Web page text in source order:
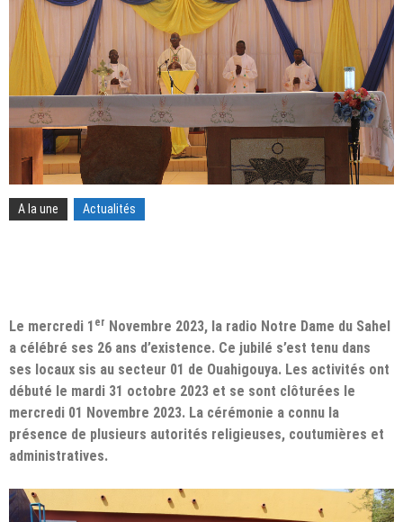
A la une Actualités
Le mercredi 1 er Novembre 2023, la radio Notre Dame du Sahel
a célébré ses 26 ans d’existence. Ce jubilé s’est tenu dans
ses locaux sis au secteur 01 de Ouahigouya. Les activités ont
débuté le mardi 31 octobre 2023 et se sont clôturées le
mercredi 01 Novembre 2023. La cérémonie a connu la
présence de plusieurs autorités religieuses, coutumières et
administratives.